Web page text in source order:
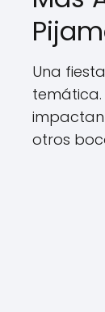
Una
temática.
otros